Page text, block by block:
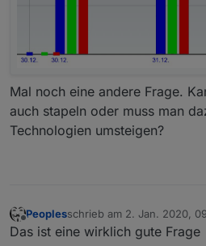
Mal noch eine andere Frage.
auch stapeln oder muss man
Technologien umsteigen?
Offline
Peoplesschrieb am 2. Jan. 2020,
zuletzt editiert von
Das ist eine wirklich gute Frage